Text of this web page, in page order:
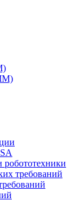
робототехники
требований